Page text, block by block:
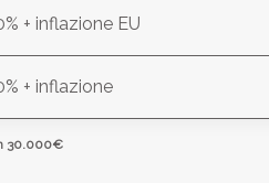
30.000€
+ inflazione EU
+ inflazione